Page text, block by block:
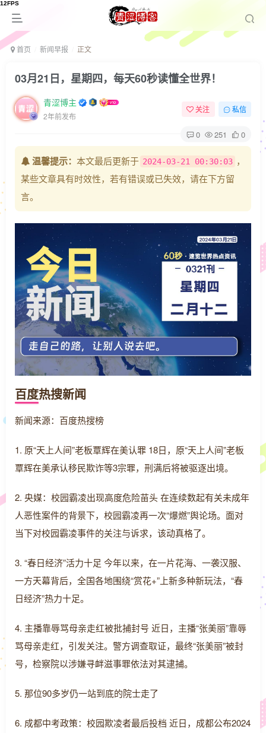
首页 新闻早报 正文
03月21日，星期四，每天60秒读懂全世界！
青涩博主
2年前发布
关注 私信
0 251 0
温馨提示： 本文最后更新于 2024-03-21 00:30:03 ，
某些文章具有时效性，若有错误或已失效，请在下方留
言。
百度热搜新闻
新闻来源：百度热搜榜
1. 原“天上人间”老板覃辉在美认罪 18日，原“天上人间”老板
覃辉在美承认移民欺诈等3宗罪，刑满后将被驱逐出境。
2. 央媒：校园霸凌出现高度危险苗头 在连续数起有关未成年
人恶性案件的背景下，校园霸凌再一次“爆燃”舆论场。面对
当下对校园霸凌事件的关注与诉求，该动真格了。
3. “春日经济”活力十足 今年以来，在一片花海、一袭汉服、
一方天幕背后，全国各地围绕“赏花+”上新多种新玩法，“春
日经济”热力十足。
4. 主播靠辱骂母亲走红被批捕封号 近日，主播“张美丽”靠辱
骂母亲走红，引发关注。警方调查取证，最终“张美丽”被封
号，检察院以涉嫌寻衅滋事罪依法对其逮捕。
5. 那位90多岁仍一站到底的院士走了
6. 成都中考政策：校园欺凌者最后投档 近日，成都公布2024